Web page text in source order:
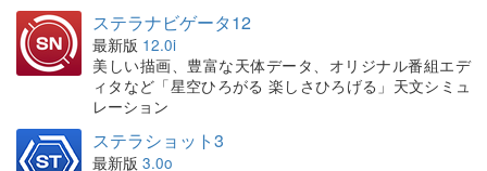
ステラナビゲータ12
最新版 12.0i
美しい描画、豊富な天体データ、オリジナル番組エデ
ィタなど「星空ひろがる 楽しさひろげる」天文シミュ
レーション
ステラショット3
最新版 3.0o